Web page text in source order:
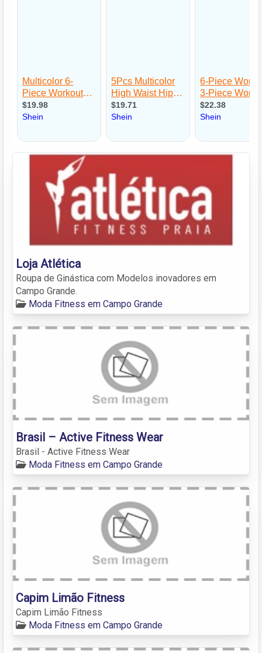
Loja Atlética
Roupa de Ginástica com Modelos inovadores em
Campo Grande.
Moda Fitness em Campo Grande
Brasil – Active Fitness Wear
Brasil - Active Fitness Wear
Moda Fitness em Campo Grande
Capim Limão Fitness
Capim Limão Fitness
Moda Fitness em Campo Grande